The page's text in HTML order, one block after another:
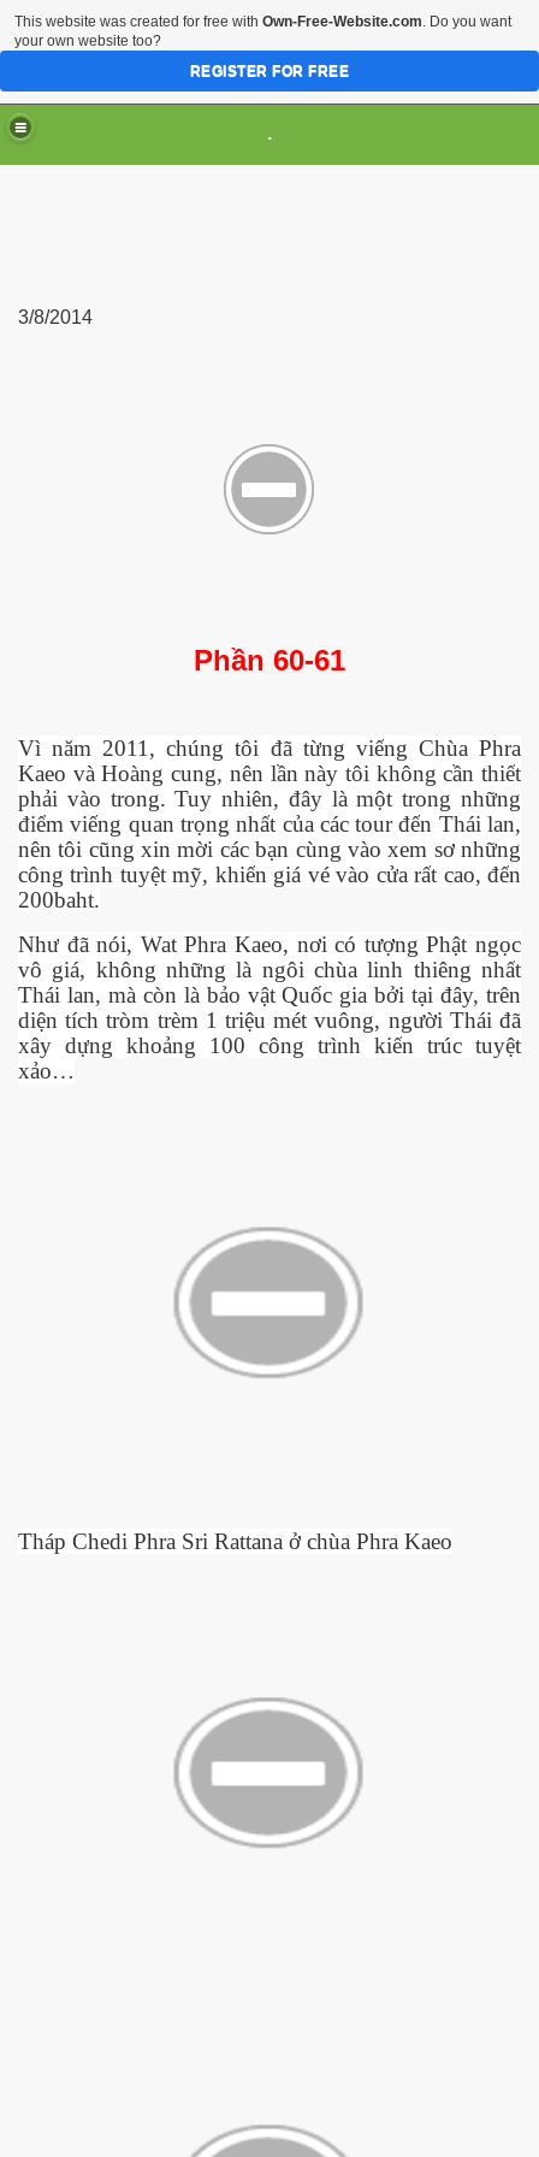
.
3/8/2014
Phần 60-61
Vì năm 2011, chúng tôi đã từng viếng Chùa Phra
Kaeo và Hoàng cung, nên lần này tôi không cần thiết
phải vào trong. Tuy nhiên, đây là một trong những
điểm viếng quan trọng nhất của các tour đến Thái lan,
nên tôi cũng xin mời các bạn cùng vào xem sơnhững
công trình tuyệt mỹ, khiến giá vé vào cửa rất cao, đến
200baht.
Như đã nói, Wat Phra Kaeo, nơi có tượng Phật ngọc
vô giá, không những là ngôi chùa linh thiêng nhất
Thái lan, mà còn là bảo vật Quốc gia bởi tại đây, trên
diện tích tròm trèm 1 triệu mét vuông, người Thái đã
xây dựng khoảng 100 công trình kiến trúc tuyệt
xảo…
Tháp Chedi Phra Sri Rattana ở chùa Phra Kaeo
This website was created for free with Own-Free-Website.com. Do you want
your own website too?
REGISTER FOR FREE